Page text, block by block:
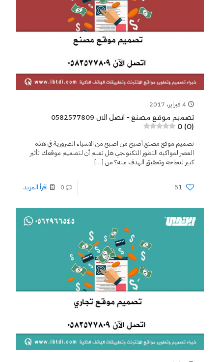
4 فبراير، 2017
تصميم موقع مصنع – اتصل الان 0582577809
0 (0)
تصميم موقع مصنع أصبح من اصبح من الاشياء الضرورية في هذه
العصر لمواكبه التطور التكنولجي هل تعلم أن لتصميم موقعك تأثير
كبير لنجاحه وتحقيق الهدف منه؟ من […]
51
0 اقرأ المزيد